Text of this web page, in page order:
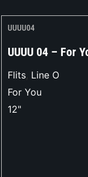
UUUU04
UUUU 04 – For
Flits, Line O
For You
12"